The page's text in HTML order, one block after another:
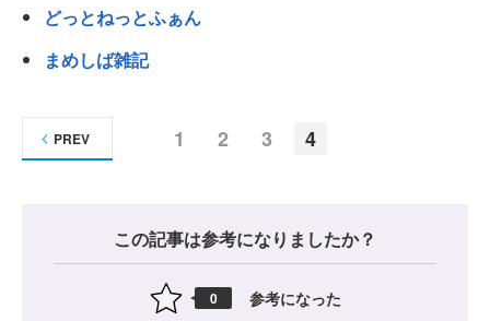
どっとねっとふぁん
まめしば雑記
1 2 3 4
PREV
この記事は参考になりましたか？
0 参考になった